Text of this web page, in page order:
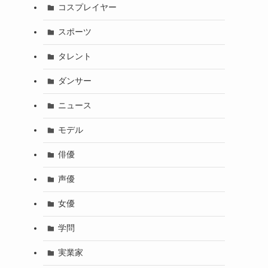
コスプレイヤー
スポーツ
タレント
ダンサー
ニュース
モデル
俳優
声優
女優
学問
実業家